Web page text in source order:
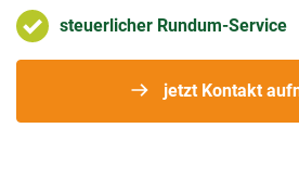
steuerlicher Rundum-Service
jetzt Kontakt